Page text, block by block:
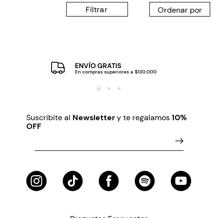
Filtrar
ENVÍO GRATIS
En compras superiores a $130.000
Suscribite al Newslettery te regalamos10%
OFF